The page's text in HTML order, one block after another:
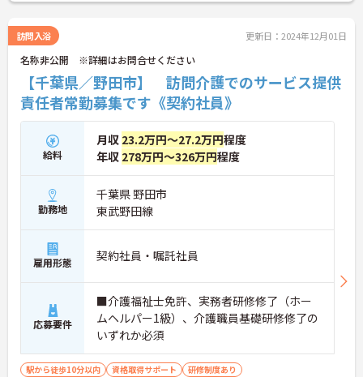
訪問入浴 更新日：2024年12月01日
名称非公開 ※詳細はお問合せください
【千葉県／野田市】 訪問介護でのサービス提供
責任者常勤募集です《契約社員》
給料
月収 23.2万円～27.2万円程度
年収 278万円～326万円程度
勤務地
千葉県 野田市
東武野田線
雇用形態 契約社員・嘱託社員
応募要件
■介護福祉士免許、実務者研修修了（ホー
ムヘルパー1級）、介護職員基礎研修修了の
いずれか必須
駅から徒歩10分以内 資格取得サポート
研修制度あり